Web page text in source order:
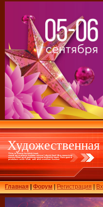
Главная|Форум |Регистрация|